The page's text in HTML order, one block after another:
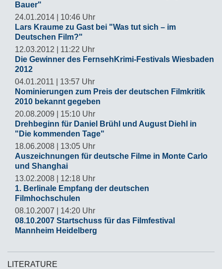
Bauer"
24.01.2014 | 10:46 Uhr
Lars Kraume zu Gast bei "Was tut sich – im
Deutschen Film?"
12.03.2012 | 11:22 Uhr
Die Gewinner des FernsehKrimi-Festivals Wiesbaden
2012
04.01.2011 | 13:57 Uhr
Nominierungen zum Preis der deutschen Filmkritik
2010 bekannt gegeben
20.08.2009 | 15:10 Uhr
Drehbeginn für Daniel Brühl und August Diehl in
"Die kommenden Tage"
18.06.2008 | 13:05 Uhr
Auszeichnungen für deutsche Filme in Monte Carlo
und Shanghai
13.02.2008 | 12:18 Uhr
1. Berlinale Empfang der deutschen
Filmhochschulen
08.10.2007 | 14:20 Uhr
08.10.2007 Startschuss für das Filmfestival
Mannheim Heidelberg
LITERATURE